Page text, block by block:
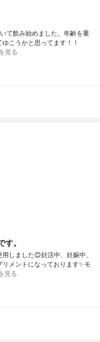
て飲み始めました。年齢を重
こうかと思ってます！！
見る
。
しました😊妊活中、妊娠中、
メントになっております✨モ
見る